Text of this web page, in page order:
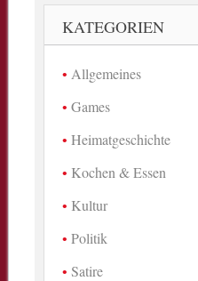
KATEGORIEN
Allgemeines
Games
Heimatgeschichte
Kochen & Essen
Kultur
Politik
Satire